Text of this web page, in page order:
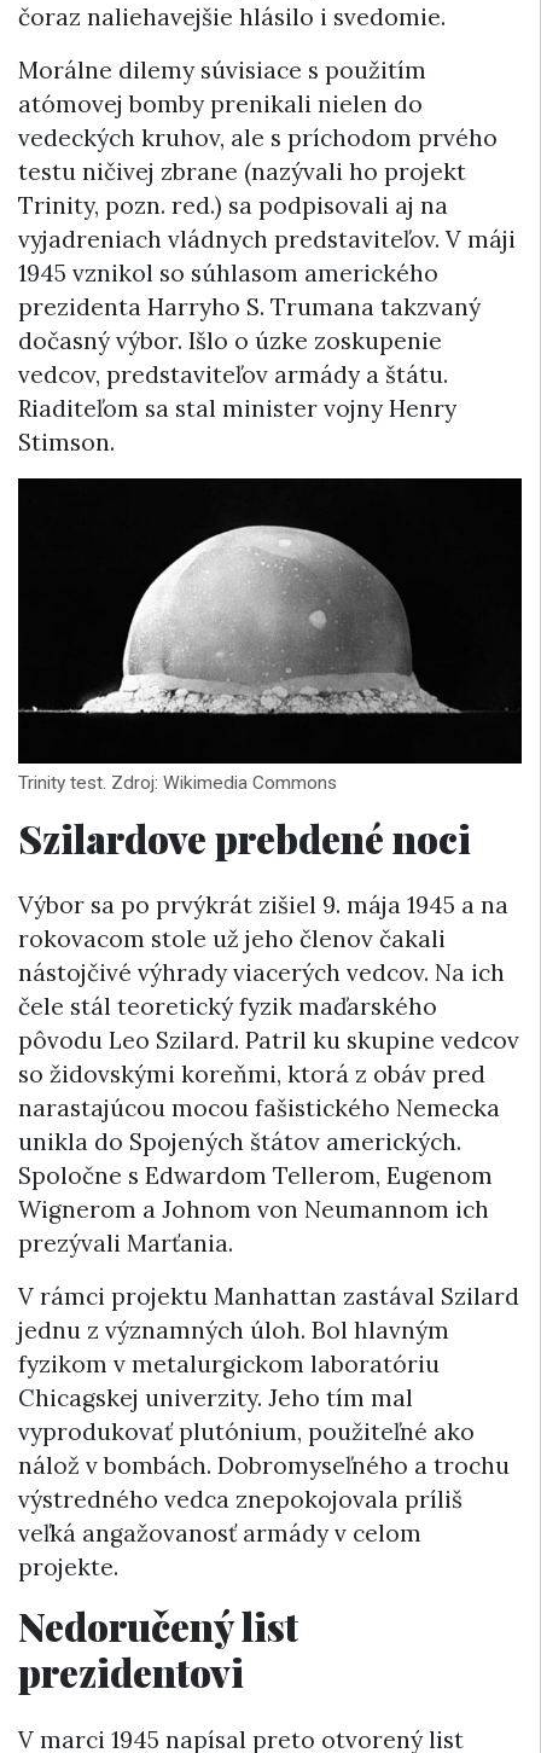
čoraz naliehavejšie hlásilo i svedomie.
Morálne dilemy súvisiace s použitím
atómovej bomby prenikali nielen do
vedeckých kruhov, ale s príchodom prvého
testu ničivej zbrane (nazývali ho projekt
Trinity, pozn. red.) sa podpisovali aj na
vyjadreniach vládnych predstaviteľov. V máji
1945 vznikol so súhlasom amerického
prezidenta Harryho S. Trumana takzvaný
dočasný výbor. Išlo o úzke zoskupenie
vedcov, predstaviteľov armády a štátu.
Riaditeľom sa stal minister vojny Henry
Stimson.
Trinity test. Zdroj: Wikimedia Commons
Szilardove prebdené noci
Výbor sa po prvýkrát zišiel 9. mája 1945 a na
rokovacom stole už jeho členov čakali
nástojčivé výhrady viacerých vedcov. Na ich
čele stál teoretický fyzik maďarského
pôvodu Leo Szilard. Patril ku skupine vedcov
so židovskými koreňmi, ktorá z obáv pred
narastajúcou mocou fašistického Nemecka
unikla do Spojených štátov amerických.
Spoločne s Edwardom Tellerom, Eugenom
Wignerom a Johnom von Neumannom ich
prezývali Marťania.
V rámci projektu Manhattan zastával Szilard
jednu z významných úloh. Bol hlavným
fyzikom v metalurgickom laboratóriu
Chicagskej univerzity. Jeho tím mal
vyprodukovať plutónium, použiteľné ako
nálož v bombách. Dobromyseľného a trochu
výstredného vedca znepokojovala príliš
veľká angažovanosť armády v celom
projekte.
Nedoručený list
prezidentovi
V marci 1945 napísal preto otvorený list